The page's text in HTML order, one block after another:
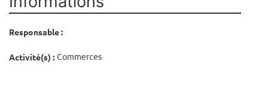
Responsable :
Activité(s) : Commerces